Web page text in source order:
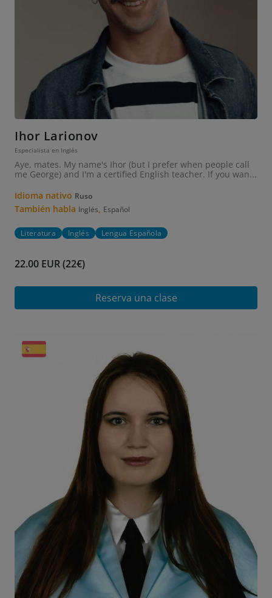
Ihor Larionov
Especialista en Inglés
Aye, mates. My name's Ihor (but I prefer when people call
me George) and I'm a certified English teacher. If you wan...
Idioma nativo Ruso
También habla Inglés Español
Literatura Inglés Lengua Española
22.00 EUR (22€)
Reserva una clase